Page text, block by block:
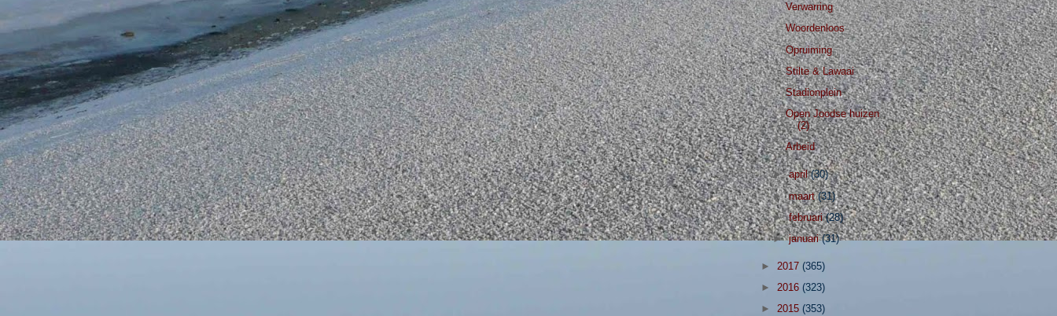
Verwarring
Woordenloos
Opruiming
Stilte & Lawaai
Stadionplein
Open Joodse huizen
(2)
Arbeid
►april(30)
►maart(31)
►februari(28)
►januari(31)
► 2017 (365)
► 2016 (323)
► 2015 (353)